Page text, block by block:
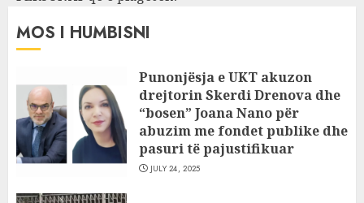
MOS I HUMBISNI
Punonjësja e UKT akuzon
drejtorin Skerdi Drenova dhe
“bosen” Joana Nano për
abuzim me fondet publike dhe
pasuri të pajustifikuar
JULY 24, 2025